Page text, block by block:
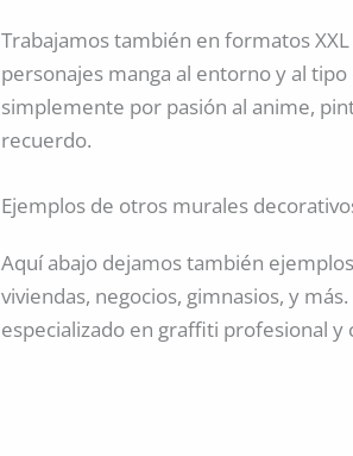
Trabajamos también en formatos
personajes manga al entorno y al
simplemente por pasión al anime,
recuerdo.
Ejemplos de otros murales
Aquí abajo dejamos también
viviendas, negocios, gimnasios, y
especializado en graffiti profesional y